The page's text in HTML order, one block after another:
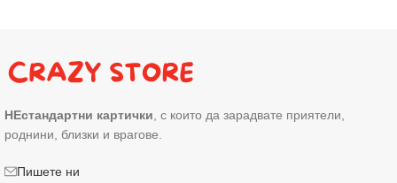
НЕстандартни картички, с които да зарадвате приятели,
роднини, близки и врагове.
Пишете ни